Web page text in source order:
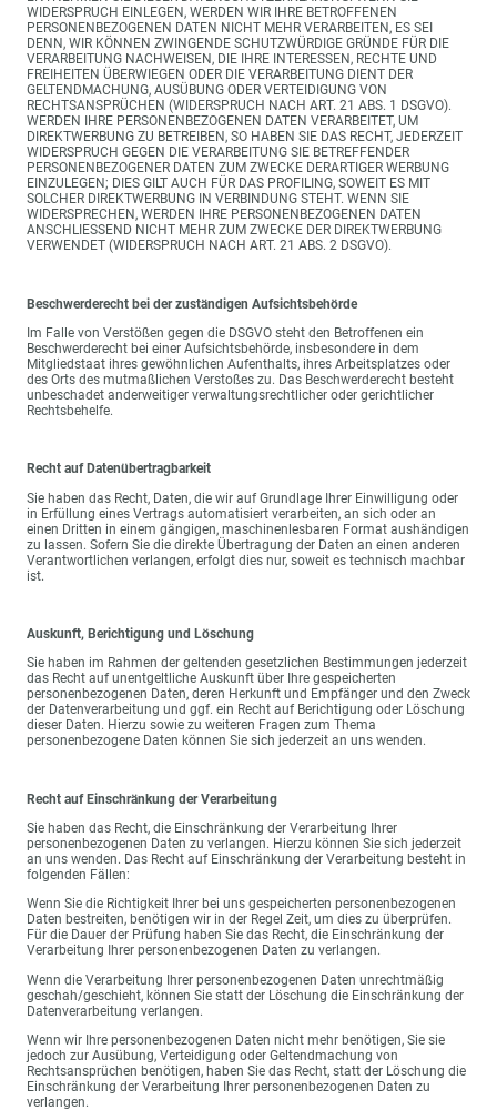
WIDERSPRUCH EINLEGEN, WERDEN WIR IHRE BETROFFENEN
PERSONENBEZOGENEN DATEN NICHT MEHR VERARBEITEN, ES SEI
DENN, WIR KÖNNEN ZWINGENDE SCHUTZWÜRDIGE GRÜNDE FÜR DIE
VERARBEITUNG NACHWEISEN, DIE IHRE INTERESSEN, RECHTE UND
FREIHEITEN ÜBERWIEGEN ODER DIE VERARBEITUNG DIENT DER
GELTENDMACHUNG, AUSÜBUNG ODER VERTEIDIGUNG VON
RECHTSANSPRÜCHEN (WIDERSPRUCH NACH ART. 21 ABS. 1 DSGVO).
WERDEN IHRE PERSONENBEZOGENEN DATEN VERARBEITET, UM
DIREKTWERBUNG ZU BETREIBEN, SO HABEN SIE DAS RECHT, JEDERZEIT
WIDERSPRUCH GEGEN DIE VERARBEITUNG SIE BETREFFENDER
PERSONENBEZOGENER DATEN ZUM ZWECKE DERARTIGER WERBUNG
EINZULEGEN; DIES GILT AUCH FÜR DAS PROFILING, SOWEIT ES MIT
SOLCHER DIREKTWERBUNG IN VERBINDUNG STEHT. WENN SIE
WIDERSPRECHEN, WERDEN IHRE PERSONENBEZOGENEN DATEN
ANSCHLIESSEND NICHT MEHR ZUM ZWECKE DER DIREKTWERBUNG
VERWENDET (WIDERSPRUCH NACH ART. 21 ABS. 2 DSGVO).
Beschwerderecht bei der zuständigen Aufsichtsbehörde
Im Falle von Verstößen gegen die DSGVO steht den Betroffenen ein
Beschwerderecht bei einer Aufsichtsbehörde, insbesondere in dem
Mitgliedstaat ihres gewöhnlichen Aufenthalts, ihres Arbeitsplatzes oder
des Orts des mutmaßlichen Verstoßes zu. Das Beschwerderecht besteht
unbeschadet anderweitiger verwaltungsrechtlicher oder gerichtlicher
Rechtsbehelfe.
Recht auf Datenübertragbarkeit
Sie haben das Recht, Daten, die wir auf Grundlage Ihrer Einwilligung oder
in Erfüllung eines Vertrags automatisiert verarbeiten, an sich oder an
einen Dritten in einem gängigen, maschinenlesbaren Format aushändigen
zu lassen. Sofern Sie die direkte Übertragung der Daten an einen anderen
Verantwortlichen verlangen, erfolgt dies nur, soweit es technisch machbar
ist.
Auskunft, Berichtigung und Löschung
Sie haben im Rahmen der geltenden gesetzlichen Bestimmungen jederzeit
das Recht auf unentgeltliche Auskunft über Ihre gespeicherten
personenbezogenen Daten, deren Herkunft und Empfänger und den Zweck
der Datenverarbeitung und ggf. ein Recht auf Berichtigung oder Löschung
dieser Daten. Hierzu sowie zu weiteren Fragen zum Thema
personenbezogene Daten können Sie sich jederzeit an uns wenden.
Recht auf Einschränkung der Verarbeitung
Sie haben das Recht, die Einschränkung der Verarbeitung Ihrer
personenbezogenen Daten zu verlangen. Hierzu können Sie sich jederzeit
an uns wenden. Das Recht auf Einschränkung der Verarbeitung besteht in
folgenden Fällen:
Wenn Sie die Richtigkeit Ihrer bei uns gespeicherten personenbezogenen
Daten bestreiten, benötigen wir in der Regel Zeit, um dies zu überprüfen.
Für die Dauer der Prüfung haben Sie das Recht, die Einschränkung der
Verarbeitung Ihrer personenbezogenen Daten zu verlangen.
Wenn die Verarbeitung Ihrer personenbezogenen Daten unrechtmäßig
geschah/geschieht, können Sie statt der Löschung die Einschränkung der
Datenverarbeitung verlangen.
Wenn wir Ihre personenbezogenen Daten nicht mehr benötigen, Sie sie
jedoch zur Ausübung, Verteidigung oder Geltendmachung von
Rechtsansprüchen benötigen, haben Sie das Recht, statt der Löschung die
Einschränkung der Verarbeitung Ihrer personenbezogenen Daten zu
verlangen.